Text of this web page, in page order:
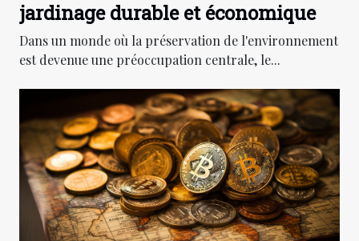
jardinage durable et économique
Dans un monde où la préservation de l'environnement
est devenue une préoccupation centrale, le...